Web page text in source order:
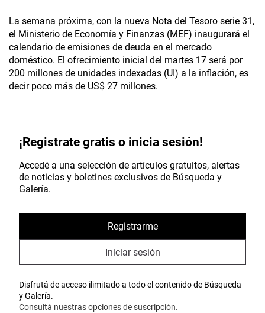
La semana próxima, con la nueva Nota del Tesoro serie 31,
el Ministerio de Economía y Finanzas (MEF) inaugurará el
calendario de emisiones de deuda en el mercado
doméstico. El ofrecimiento inicial del martes 17 será por
200 millones de unidades indexadas (UI) a la inflación, es
decir poco más de US$ 27 millones.
¡Registrate gratis o inicia sesión!
Accedé a una selección de artículos gratuitos, alertas
de noticias y boletines exclusivos de Búsqueda y
Galería.
Registrarme
Iniciar sesión
Disfrutá de acceso ilimitado a todo el contenido de Búsqueda
y Galería.
Consultá nuestras opciones de suscripción.